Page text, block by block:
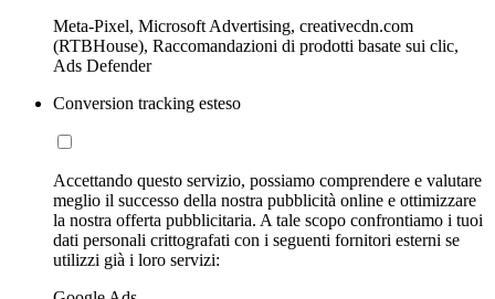
Meta-Pixel, Microsoft Advertising, creativecdn.com
(RTBHouse), Raccomandazioni di prodotti basate sui clic,
Ads Defender
Conversion tracking esteso
Accettando questo servizio, possiamo comprendere e valutare
meglio il successo della nostra pubblicità online e ottimizzare
la nostra offerta pubblicitaria. A tale scopo confrontiamo i tuoi
dati personali crittografati con i seguenti fornitori esterni se
utilizzi già i loro servizi: